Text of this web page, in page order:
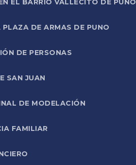
EL BARRIO VALLECITO DE PUNO
DE ARMAS DE PUNO
DE PERSONAS
SAN JUAN
DE MODELACIÓN
FAMILIAR